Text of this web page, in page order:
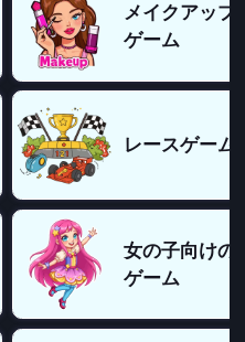
メイクアップ
ゲーム
レースゲーム
女の子向けの
ゲーム